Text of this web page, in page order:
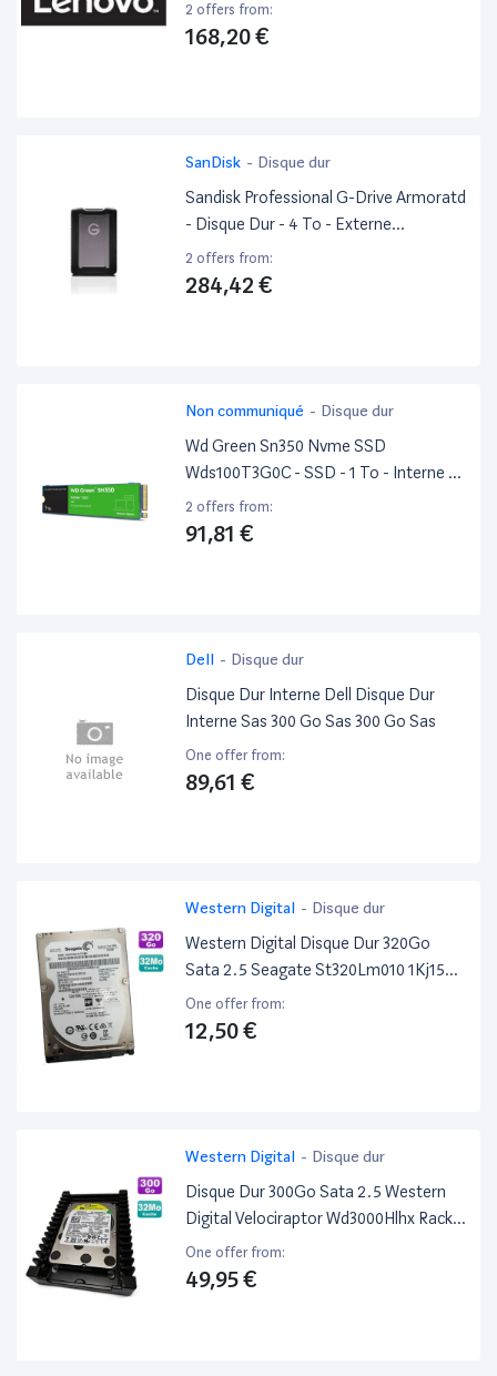
2 offers from:
168,20 €
SanDisk - Disque dur
Sandisk Professional G-Drive Armoratd
- Disque Dur - 4 To - Externe
(Portable) - 2.5" - Usb 3.2 Gen 1 (Usb-C
Connecteur)
2 offers from:
284,42 €
Non communiqué - Disque dur
Wd Green Sn350 Nvme SSD
Wds100T3G0C - SSD - 1 To - Interne -
M.2 2280 - Pcie 3.0 X4 (Nvme)
2 offers from:
91,81 €
Dell - Disque dur
Disque Dur Interne Dell Disque Dur
Interne Sas 300 Go Sas 300 Go Sas
One offer from:
89,61 €
Western Digital - Disque dur
Western Digital Disque Dur 320Go
Sata 2.5 Seagate St320Lm010 1Kj15C-
070 Laptop Thin 32Mo
One offer from:
12,50 €
Western Digital - Disque dur
Disque Dur 300Go Sata 2.5 Western
Digital Velociraptor Wd3000Hlhx Rack
Icepack 3.5
One offer from:
49,95 €